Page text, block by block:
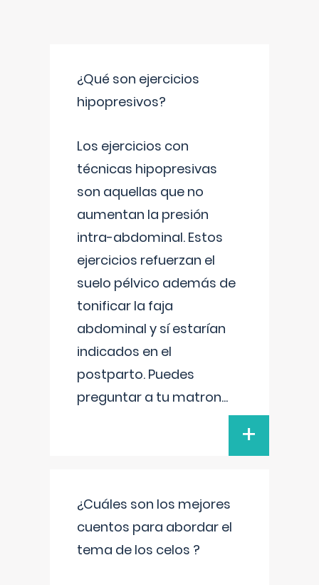
¿Qué son ejercicios
hipopresivos?
Los ejercicios con
técnicas hipopresivas
son aquellas que no
aumentan la presión
intra-abdominal. Estos
ejercicios refuerzan el
suelo pélvico además de
tonificar la faja
abdominal y sí estarían
indicados en el
postparto. Puedes
preguntar a tu matron...
+
¿Cuáles son los mejores
cuentos para abordar el
tema de los celos ?